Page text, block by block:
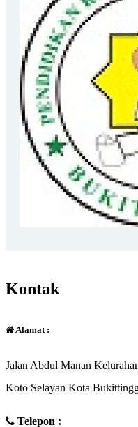
Kontak
Alamat :
Jalan Abdul Manan
Koto Selayan Kota
Telepon :